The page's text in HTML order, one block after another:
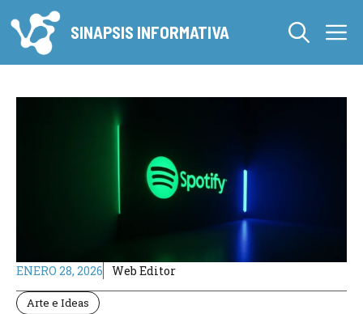
al
contenido
SINAPSIS INFORMATIVA
ENERO 28, 2026 Web Editor
Arte e Ideas